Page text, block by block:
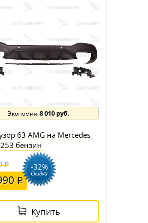
8 010 руб.
63 AMG на Mercedes
253 бензин
-32%
Скидка
Купить